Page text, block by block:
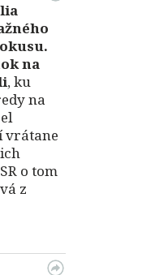
na
, ku
na
vrátane
o tom
z